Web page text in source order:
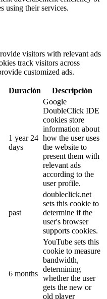
using their services.
visitors with relevant ads
track visitors across
customized ads.
Duración Descripción
1 year 24
days
Google
DoubleClick IDE
cookies store
information about
how the user uses
the website to
present them with
relevant ads
according to the
user profile.
past
doubleclick.net
sets this cookie to
determine if the
user's browser
supports cookies.
6 months
YouTube sets this
cookie to measure
bandwidth,
determining
whether the user
gets the new or
old player